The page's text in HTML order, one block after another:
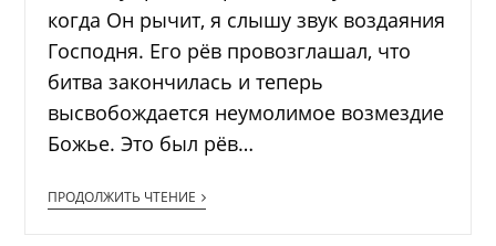
когда Он рычит, я слышу звук воздаяния
Господня. Его рёв провозглашал, что
битва закончилась и теперь
высвобождается неумолимое возмездие
Божье. Это был рёв…
ПРОДОЛЖИТЬ ЧТЕНИЕ